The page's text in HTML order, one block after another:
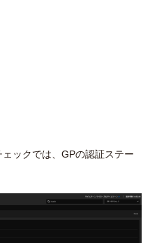
ックでは、GPの認証ステー